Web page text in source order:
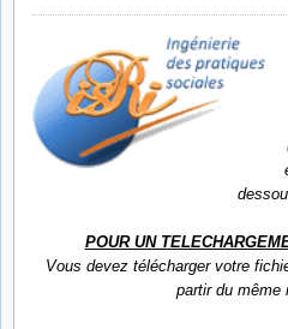
POUR UN
Vous devez télécharger votre
partir du même